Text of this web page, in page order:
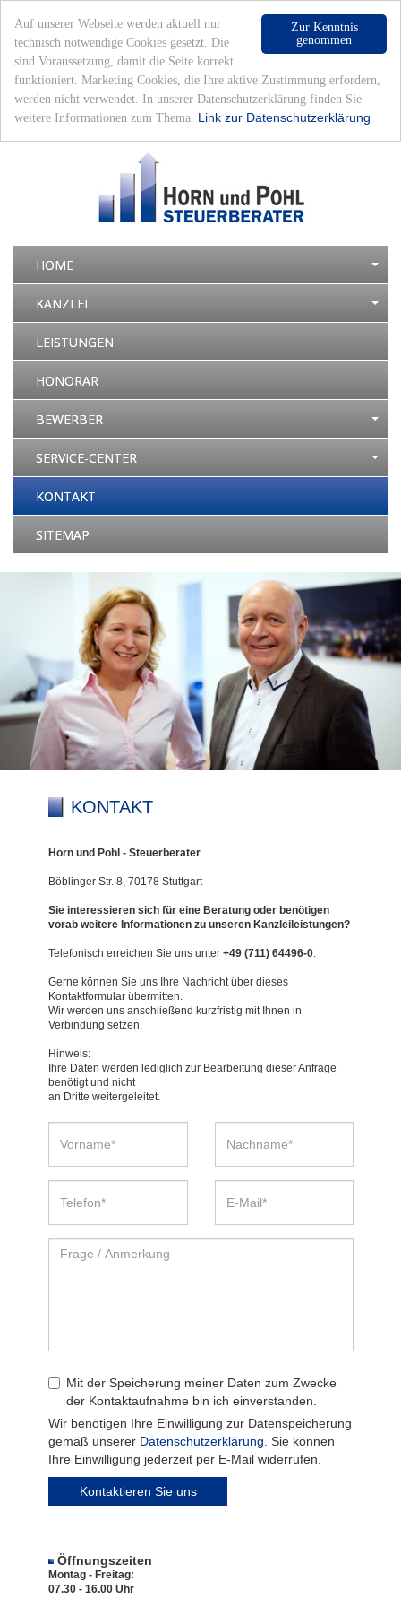
Zur Kenntnis
genommen
Auf unserer Webseite werden aktuell nur
technisch notwendige Cookies gesetzt. Die
sind Voraussetzung, damit die Seite korrekt
funktioniert. Marketing Cookies, die Ihre aktive Zustimmung erfordern,
werden nicht verwendet. In unserer Datenschutzerklärung finden Sie
weitere Informationen zum Thema. Link zur Datenschutzerklärung
Datenschutz|Impressum|Mandantenlogin|Montag, 10. August 2026 - 05:00 Uhr
HOME
KANZLEI
LEISTUNGEN
HONORAR
BEWERBER
SERVICE-CENTER
KONTAKT
SITEMAP
KONTAKT
Horn und Pohl - Steuerberater
Böblinger Str. 8, 70178 Stuttgart
Sie interessieren sich für eine Beratung oder benötigen
vorab weitere Informationen zu unseren Kanzleileistungen?
Telefonisch erreichen Sie uns unter +49 (711) 64496-0.
Gerne können Sie uns Ihre Nachricht über dieses
Kontaktformular übermitten.
Wir werden uns anschließend kurzfristig mit Ihnen in
Verbindung setzen.
Hinweis:
Ihre Daten werden lediglich zur Bearbeitung dieser Anfrage
benötigt und nicht
an Dritte weitergeleitet.
Öffnungszeiten
Montag - Freitag:
07.30 - 16.00 Uhr